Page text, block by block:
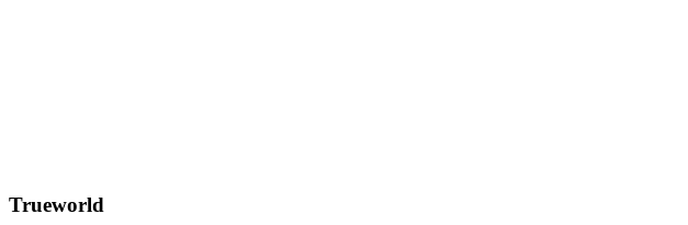
Trueworld